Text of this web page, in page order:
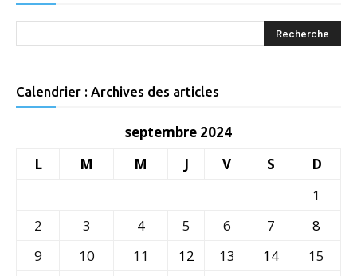
Calendrier : Archives des articles
septembre 2024
L
M M J V S
D
1
2
3 4 5 6 7
8
9
10 11 12 13 14
15